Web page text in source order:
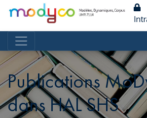
Navigation principale
Publications
dans HAL SHS